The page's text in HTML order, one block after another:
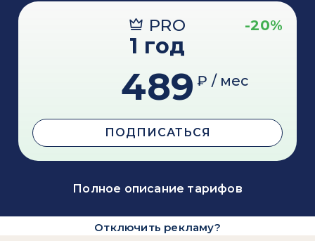
PRO -20%
1 год
489 ₽ / мес
ПОДПИСАТЬСЯ
Полное описание тарифов
Отключить рекламу?